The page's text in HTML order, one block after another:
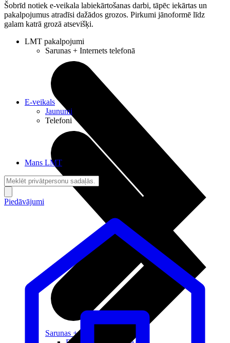
Šobrīd notiek e-veikala labiekārtošanas darbi, tāpēc iekārtas un
pakalpojumus atradīsi dažādos grozos. Pirkumi jānoformē līdz
galam katrā grozā atsevišķi.
LMT pakalpojumi
Sarunas + Internets telefonā
Sarunas + Internets
E-veikals
Jaunumi
Telefoni
Mans LMT
Piedāvājumi